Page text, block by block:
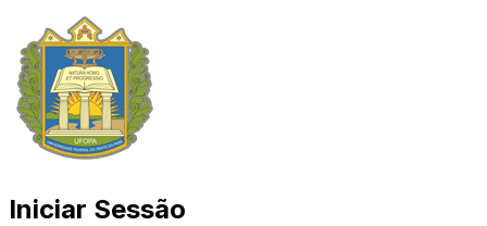
Iniciar Sessão